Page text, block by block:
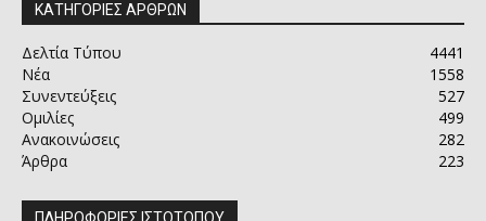
ΚΑΤΗΓΟΡΙΕΣ ΑΡΘΡΩΝ
Δελτία Τύπου
4441
Νέα
1558
Συνεντεύξεις
527
Ομιλίες
499
Ανακοινώσεις
282
Άρθρα
223